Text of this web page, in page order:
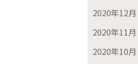
2020年12月
2020年11月
2020年10月